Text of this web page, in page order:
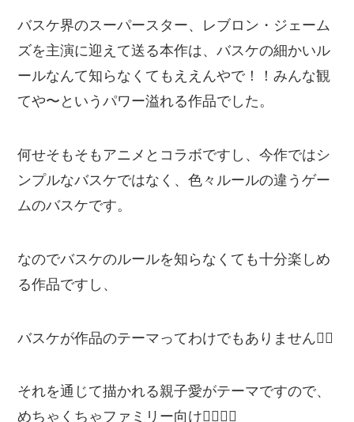
バスケ界のスーパースター、レブロン・ジェーム
ズを主演に迎えて送る本作は、バスケの細かいル
ールなんて知らなくてもええんやで！！みんな観
てや〜というパワー溢れる作品でした。
何せそもそもアニメとコラボですし、今作ではシ
ンプルなバスケではなく、色々ルールの違うゲー
ムのバスケです。
なのでバスケのルールを知らなくても十分楽しめ
る作品ですし、
バスケが作品のテーマってわけでもありません🙋‍♂️
それを通じて描かれる親子愛がテーマですので、
めちゃくちゃファミリー向け🙆‍♂️🙆‍♂️